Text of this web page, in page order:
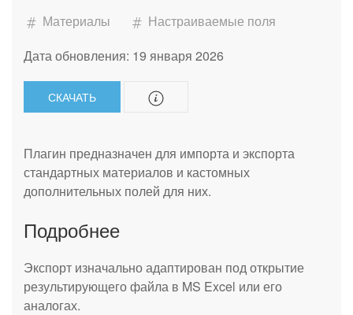
Материалы
Настраиваемые поля
Дата обновления: 19 января 2026
СКАЧАТЬ
Плагин предназначен для импорта и экспорта
стандартных материалов и кастомных
дополнительных полей для них.
Подробнее
Экспорт изначально адаптирован под открытие
результирующего файла в MS Excel или его
аналогах.